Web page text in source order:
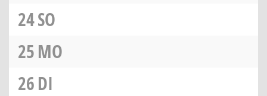
24SO
25MO
26DI